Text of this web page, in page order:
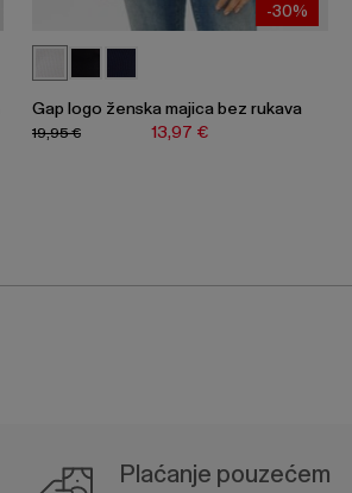
-30%
Gap logo ženska majica bez rukava
13,97 €
19,95 €
Plaćanje pouzećem